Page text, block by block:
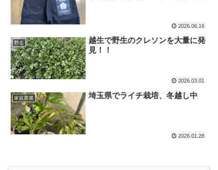
2026.06.16
野生
越生で野生のクレソンを大量に発
見！！
2026.03.01
家庭菜園 埼玉県でライチ栽培、冬越し中
2026.01.28